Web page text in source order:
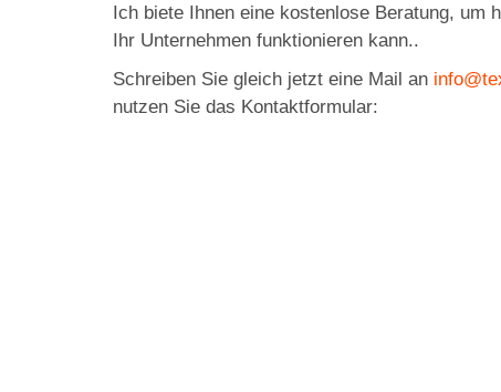
Ich biete Ihnen eine kostenlose Beratung, um
Ihr Unternehmen funktionieren kann..
Schreiben Sie gleich jetzt eine Mail an
nutzen Sie das Kontaktformular: